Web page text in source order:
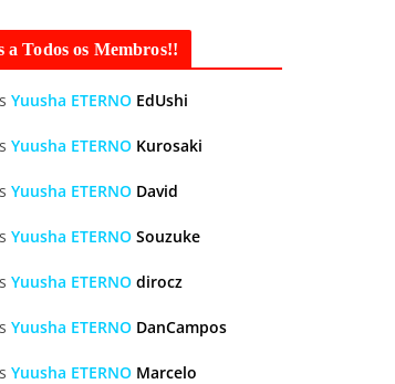
a Todos os Membros!!
Yuusha ETERNO EdUshi
Yuusha ETERNO Kurosaki
Yuusha ETERNO David
Yuusha ETERNO Souzuke
Yuusha ETERNO dirocz
Yuusha ETERNO DanCampos
Yuusha ETERNO Marcelo